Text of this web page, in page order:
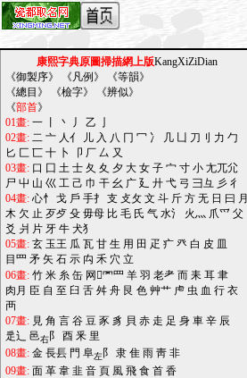
康熙字典原圖掃描網上版KangXiZiDian
《御製序》 《凡例 》 《等韻》
《總目 》 《檢字》 《辨似》
《部首》
01畫: 一 丶 丿 乙
02畫: 二 亠 人亻 儿 入 八 冂 冖 冫 几 凵 刀刂 力 勹
匕 匚 匸 十 卜 卩 厂 厶 又
03畫: 口 囗 土 士 夂 夊 夕 大 女 子 宀 寸 小 尢兀尣
尸 屮 山 巛 工 己 巾 干 幺 广 廴 廾 弋 弓 彐彑 彡 彳
04畫: 心忄 戈 戶 手扌 支 攴攵 文 斗 斤 方 无 日 曰 月
木 欠 止 歹歺 殳 毋母 比 毛 氏 气 水氵 火灬 爪爫 父
爻 爿 片 牙 牛 犬犭
05畫: 玄 玉王 瓜 瓦 甘 生 用 田 疋 疒 癶 白 皮 皿
目罒 矛 矢 石 示 禸 禾 穴 立
06畫: 竹 米 糸 缶 网罓罒 羊 羽 老耂 而 耒 耳 聿
肉月 臣 自 至 臼 舌 舛 舟 艮 色 艸艹 虍 虫 血 行 衣
襾
07畫: 見 角 言 谷 豆 豕 豸 貝 赤 走 足 身 車 辛 辰
辵辶
邑右阝 酉 釆 里
08畫: 金 長镸 門 阜左阝 隶 隹 雨 靑 非
09畫: 面 革 韋 韭 音 頁 風 飛 食 首 香